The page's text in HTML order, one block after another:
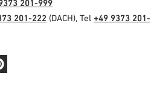
201-999
201-222 (DACH), Tel +49 9373 201-